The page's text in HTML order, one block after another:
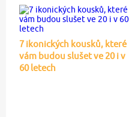
7 ikonických kousků, které
vám budou slušet ve 20 i v
60 letech